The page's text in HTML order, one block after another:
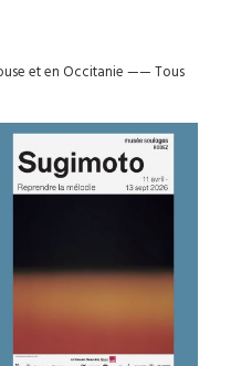
et en Occitanie——Tous